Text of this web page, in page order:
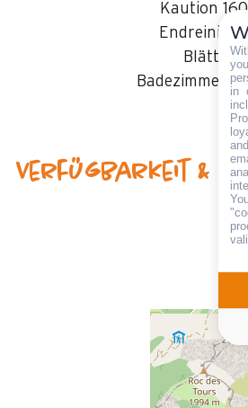
Kaution
Blätter:
Verfügbarkeit &
in